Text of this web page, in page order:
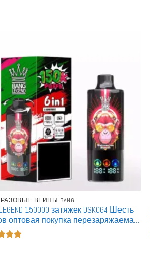
ВЕЙПЫ BANG
LEGEND 150000 затяжек DSK064 Шесть
оптовая покупка перезаряжаемая
вейп